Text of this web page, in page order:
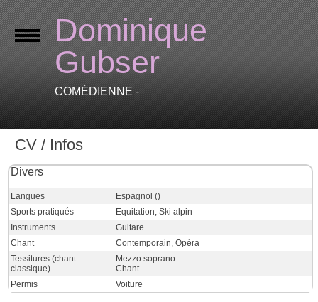
Dominique
Gubser
COMÉDIENNE -
CV / Infos
Divers
Langues
Espagnol ()
Sports pratiqués
Equitation, Ski alpin
Instruments
Guitare
Chant
Contemporain, Opéra
Tessitures (chant
classique)
Mezzo soprano
Chant
Permis
Voiture